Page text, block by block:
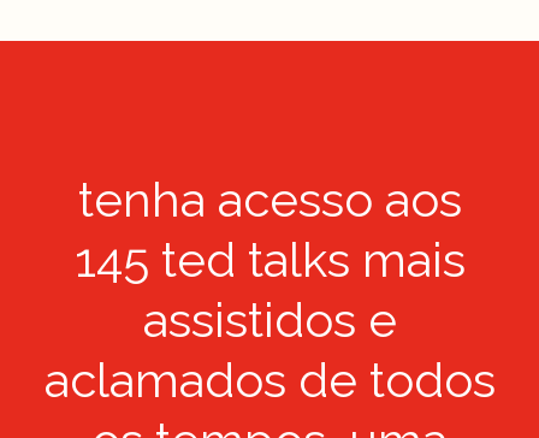
tenha acesso aos
145 ted talks mais
assistidos e
aclamados de todos